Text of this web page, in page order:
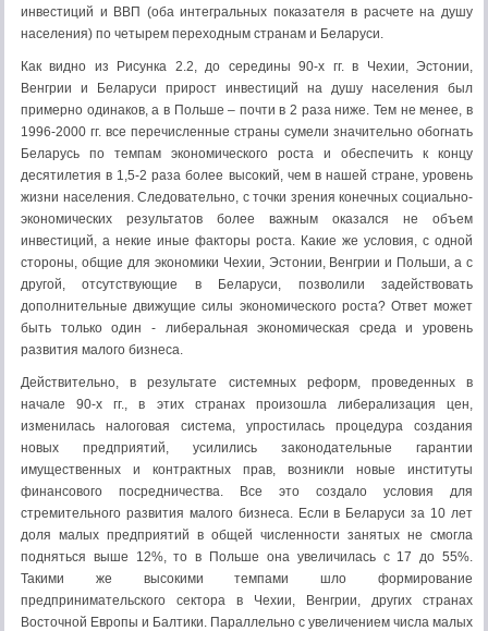
инвестиций и ВВП (оба интегральных показателя в расчете на душу
населения) по четырем переходным странам и Беларуси.
Как видно из Рисунка 2.2, до середины 90-х гг. в Чехии, Эстонии,
Венгрии и Беларуси прирост инвестиций на душу населения был
примерно одинаков, а в Польше – почти в 2 раза ниже. Тем не менее, в
1996-2000 гг. все перечисленные страны сумели значительно обогнать
Беларусь по темпам экономического роста и обеспечить к концу
десятилетия в 1,5-2 раза более высокий, чем в нашей стране, уровень
жизни населения. Следовательно, с точки зрения конечных социально-
экономических результатов более важным оказался не объем
инвестиций, а некие иные факторы роста. Какие же условия, с одной
стороны, общие для экономики Чехии, Эстонии, Венгрии и Польши, а с
другой, отсутствующие в Беларуси, позволили задействовать
дополнительные движущие силы экономического роста? Ответ может
быть только один - либеральная экономическая среда и уровень
развития малого бизнеса.
Действительно, в результате системных реформ, проведенных в
начале 90-х гг., в этих странах произошла либерализация цен,
изменилась налоговая система, упростилась процедура создания
новых предприятий, усилились законодательные гарантии
имущественных и контрактных прав, возникли новые институты
финансового посредничества. Все это создало условия для
стремительного развития малого бизнеса. Если в Беларуси за 10 лет
доля малых предприятий в общей численности занятых не смогла
подняться выше 12%, то в Польше она увеличилась с 17 до 55%.
Такими же высокими темпами шло формирование
предпринимательского сектора в Чехии, Венгрии, других странах
Восточной Европы и Балтики. Параллельно с увеличением числа малых